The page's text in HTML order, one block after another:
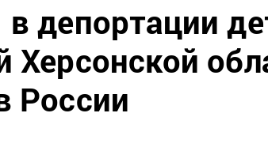
депортации
Херсонской
​​России